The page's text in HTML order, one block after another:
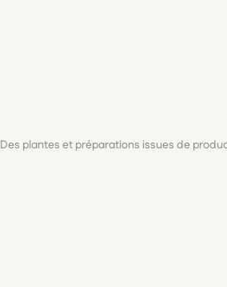
Des plantes et préparations issues de